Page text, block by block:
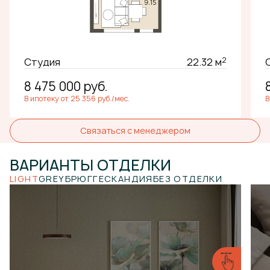
Студия 22.32 м2
8 475 000 руб.
В ипотеку от 25 356 руб./мес.
Связаться с менеджером
ВАРИАНТЫ ОТДЕЛКИ
LIGHTGREYБРЮГГЕСКАНДИЯБЕЗ ОТДЕЛКИ